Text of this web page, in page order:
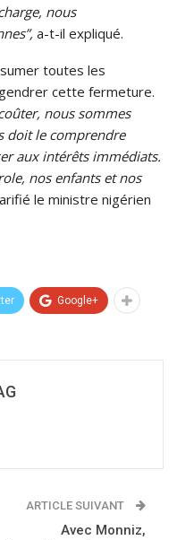
nous
a-t-il expliqué.
toutes les
cette fermeture.
nous sommes
doit le comprendre
aux intérêts immédiats.
nos enfants et nos
le ministre nigérien
Google+
ARTICLE SUIVANT
Avec Monniz,